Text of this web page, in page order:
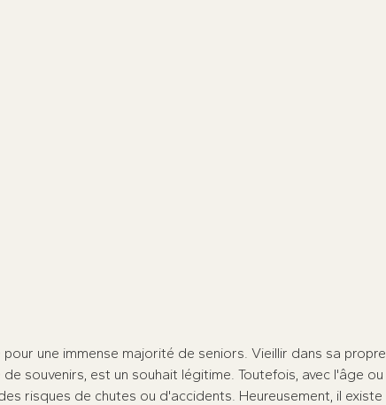
une immense majorité de seniors. Vieillir dans sa propre
souvenirs, est un souhait légitime. Toutefois, avec l'âge ou
risques de chutes ou d'accidents. Heureusement, il existe